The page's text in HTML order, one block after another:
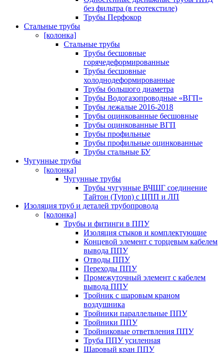
без фильтра (в геотекстиле)
Трубы Перфокор
Стальные трубы
[колонка]
Стальные трубы
Трубы бесшовные
горячедеформированные
Трубы бесшовные
холоднодеформированные
Трубы большого диаметра
Трубы Водогазопроводные «ВГП»
Трубы лежалые 2016-2018
Трубы оцинкованные бесшовные
Трубы оцинкованные ВГП
Трубы профильные
Трубы профильные оцинкованные
Трубы стальные БУ
Чугунные трубы
[колонка]
Чугунные трубы
Трубы чугунные ВЧШГ соединение
Тайтон (Tyton) с ЦПП и ЛП
Изоляция труб и деталей трубопровода
[колонка]
Трубы и фитинги в ППУ
Изоляция стыков и комплектующие
Концевой элемент с торцевым кабелем
вывода ППУ
Отводы ППУ
Переходы ППУ
Промежуточный элемент с кабелем
вывода ППУ
Тройник с шаровым краном
воздушника
Тройники параллельные ППУ
Тройники ППУ
Тройниковые ответвления ППУ
Труба ППУ усиленная
Шаровый кран ППУ